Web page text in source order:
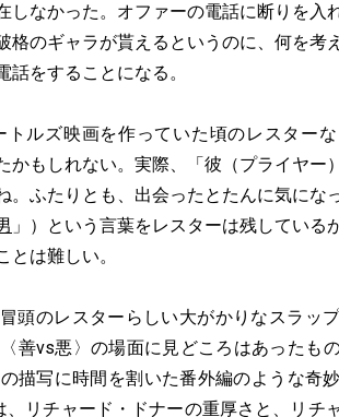
しなかった。オファーの電話に断りを入
格のギャラが貰えるというのに、何を考
をすることになる。
ルズ映画を作っていた頃のレスター
かもしれない。実際、「彼（プライヤー
。ふたりとも、出会ったとたんに気にな
」）という言葉をレスターは残している
は難しい。
頭のレスターらしい大がかりなスラッ
善vs悪〉の場面に見どころはあったも
描写に時間を割いた番外編のような奇
、リチャード・ドナーの重厚さと、リチ